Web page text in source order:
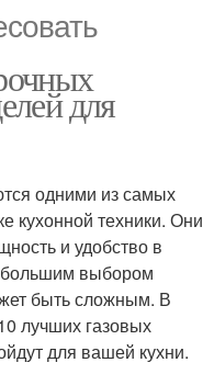
для
одними из самых
кухонной техники. Они
и удобство в
большим выбором
быть сложным. В
лучших газовых
для вашей кухни.